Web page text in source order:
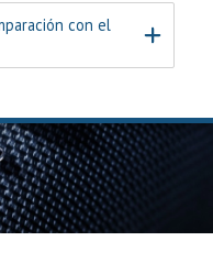
con el